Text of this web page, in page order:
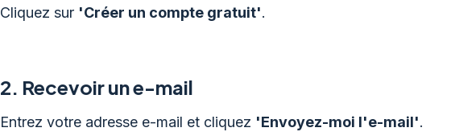
Cliquez sur 'Créer un compte gratuit'.
2. Recevoir un e-mail
Entrez votre adresse e-mail et cliquez 'Envoyez-moi l'e-mail'.